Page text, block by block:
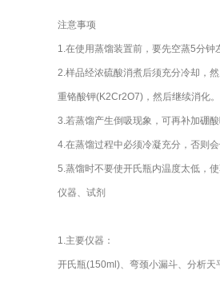
注意事项
1.在使用蒸馏装置前，要先空蒸5分钟
2.样品经浓硫酸消煮后须充分冷却，
重铬酸钾(K2Cr2O7)，然后继续消化。
3.若蒸馏产生倒吸现象，可再补加硼酸
4.在蒸馏过程中必须冷凝充分，否则
5.蒸馏时不要使开氏瓶内温度太低，
仪器、试剂
1.主要仪器：
开氏瓶(150ml)、弯颈小漏斗、分析天